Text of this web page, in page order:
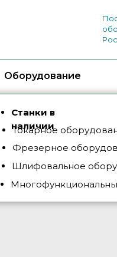
Оборудование
Токарное
Фрезерное
Шлифовальное
Станки в
наличии